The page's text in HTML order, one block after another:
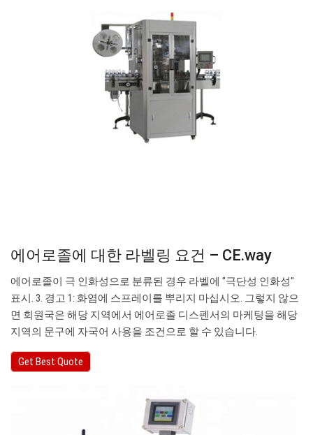
에어로졸에 대한 라벨링 요건 – CE.way
에어로졸이 극 인화성으로 분류된 경우 라벨에 "극단성 인화성"
표시. 3. 경고 1: 화염에 스프레이를 뿌리지 마십시오. 그렇지 않으
면 회원국은 해당 지역에서 에어로졸 디스펜서의 마케팅을 해당
지역의 문구에 자국어 사용을 조건으로 할 수 있습니다.
Get Best Quote